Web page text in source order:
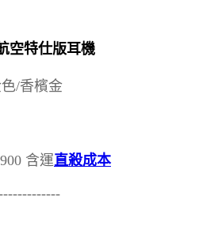
空特仕版耳機
/香檳金
含運直殺成本